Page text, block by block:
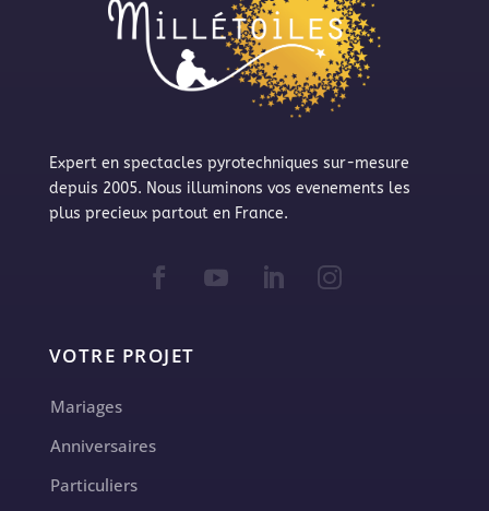
Expert en spectacles pyrotechniques sur-mesure
depuis 2005. Nous illuminons vos evenements les
plus precieux partout en France.
VOTRE PROJET
Mariages
Anniversaires
Particuliers